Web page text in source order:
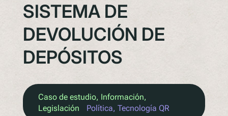
SISTEMA DE
DEVOLUCIÓN DE
DEPÓSITOS
Caso de estudio, Información
Legislación
Política, Tecnología QR